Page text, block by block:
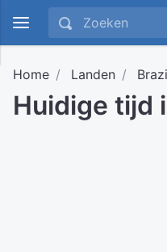
Home Landen
Huidige tijd